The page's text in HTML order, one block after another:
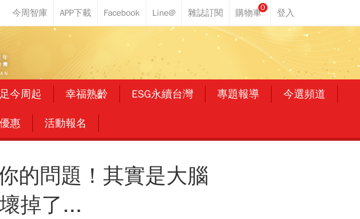
0
今周起 幸福熟齡 ESG永續台灣 專題報導 今選頻道
惠 活動報名
的問題！其實是大腦
掉了...